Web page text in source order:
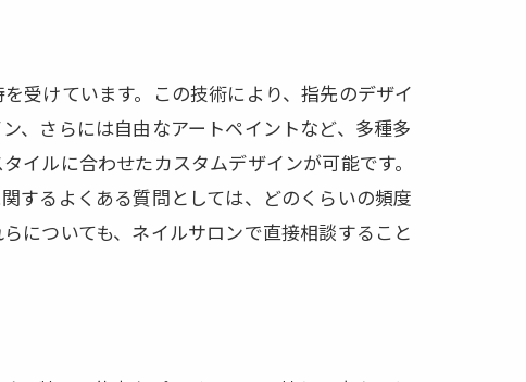
受けています。この技術により、指先のデザイ
、さらには自由なアートペイントなど、多種多
ルに合わせたカスタムデザインが可能です。
するよくある質問としては、どのくらいの頻度
についても、ネイルサロンで直接相談すること